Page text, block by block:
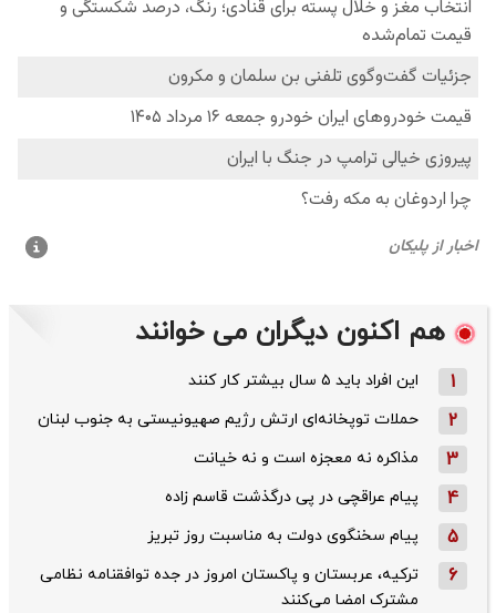
هم اکنون دیگران می خوانند
1 این افراد باید ۵ سال بیشتر کار کنند
2 حملات توپخانه‌ای ارتش رژیم صهیونیستی به جنوب لبنان
3 مذاکره نه معجزه است و نه خیانت
4 پیام عراقچی در پی درگذشت قاسم‌ زاده
5 پیام سخنگوی دولت به مناسبت روز تبریز
6
ترکیه، عربستان و پاکستان امروز در جده توافقنامه نظامی
مشترک امضا می‌کنند